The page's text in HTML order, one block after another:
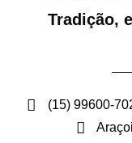
Tradição,
(15) 99600-